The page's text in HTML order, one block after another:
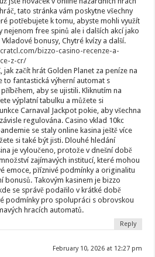
tato stránka vám poskytne všechny
potřebujete k tomu, abyste mohli využít
nejenom free spinů ale i dalších akcí jako
bonusy, Chytré kvízy a další.
bizzo-casino-recenze-a-
z-cr/
jak začít hrát Golden Planet za peníze na
to fantastická výherní automat s
aby se ujistili. Kliknutím na
výplatní tabulku a můžete si
Carnaval Jackpot pokie, aby všechna
regulována. Casino vklad 10kc
se staly online kasina ještě více
si také být jisti. Dlouhé hledání
je vyloučeno, protože v dnešní době
zajímavých institucí, které mohou
emoce, příznivé podmínky a originalitu
bonusů. Takovým kasinem je bizzo
se správě podařilo v krátké době
podmínky pro spolupráci s obrovskou
hracích automatů.
Reply
February 10, 2026 at 12:27 pm